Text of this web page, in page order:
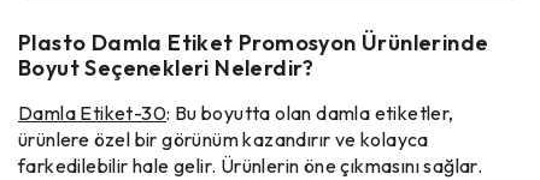
Plasto Damla Etiket Promosyon Ürünlerinde
Boyut Seçenekleri Nelerdir?
Damla Etiket-30: Bu boyutta olan damla etiketler,
ürünlere özel bir görünüm kazandırır ve kolayca
farkedilebilir hale gelir. Ürünlerin öne çıkmasını sağlar.